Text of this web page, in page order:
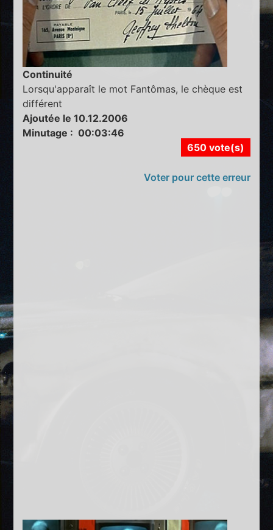
Continuité
Lorsqu'apparaît le mot Fantômas, le chèque est
différent
Ajoutée le 10.12.2006
Minutage : 00:03:46
650 vote(s)
Voter pour cette erreur